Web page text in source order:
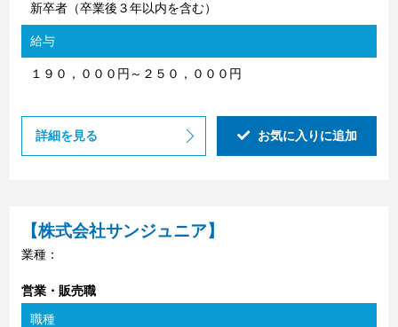
新卒者（卒業後３年以内を含む）
給与
１９０，０００円～２５０，０００円
詳細を見る お気に入りに追加
【株式会社サンジュニア】
業種：
営業・販売職
職種